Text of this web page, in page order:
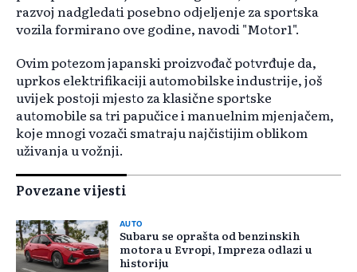
razvoj nadgledati posebno odjeljenje za sportska
vozila formirano ove godine, navodi "Motor1".
Ovim potezom japanski proizvođač potvrđuje da,
uprkos elektrifikaciji automobilske industrije, još
uvijek postoji mjesto za klasične sportske
automobile sa tri papučice i manuelnim mjenjačem,
koje mnogi vozači smatraju najčistijim oblikom
uživanja u vožnji.
Povezane vijesti
AUTO
Subaru se oprašta od benzinskih
motora u Evropi, Impreza odlazi u
historiju